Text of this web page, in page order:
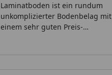
LC 55 White Oak 6670 | 1-
Stab - 1288 mm
Laminatboden ist ein rundum
unkomplizierter Bodenbelag mit
einem sehr guten Preis-
widerstandsfähigen Fußboden